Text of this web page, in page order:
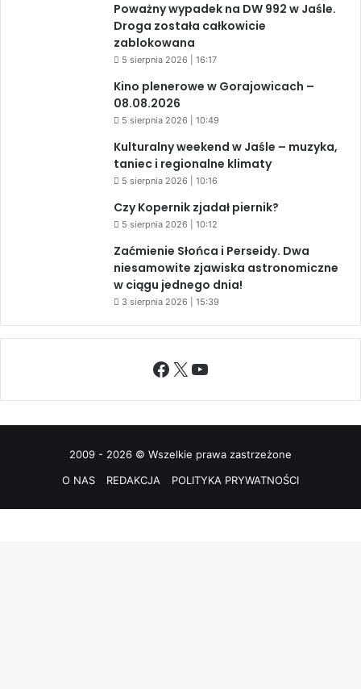
Poważny wypadek na DW 992 w Jaśle.
Droga została całkowicie
zablokowana
5 sierpnia 2026 | 16:17
Kino plenerowe w Gorajowicach –
08.08.2026
5 sierpnia 2026 | 10:49
Kulturalny weekend w Jaśle – muzyka,
taniec i regionalne klimaty
5 sierpnia 2026 | 10:16
Czy Kopernik zjadał piernik?
5 sierpnia 2026 | 10:12
Zaćmienie Słońca i Perseidy. Dwa
niesamowite zjawiska astronomiczne
w ciągu jednego dnia!
3 sierpnia 2026 | 15:39
Facebook
X YouTube
2009 - 2026 © Wszelkie prawa zastrzeżone
O NAS
REDAKCJA POLITYKA PRYWATNOŚCI